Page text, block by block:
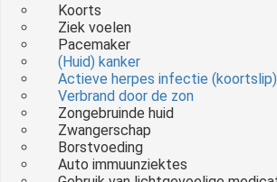
Koorts
Ziek voelen
Pacemaker
(Huid) kanker
Actieve herpes infectie (koortslip)
Verbrand door de zon
Zongebruinde huid
Zwangerschap
Borstvoeding
Auto immuunziektes